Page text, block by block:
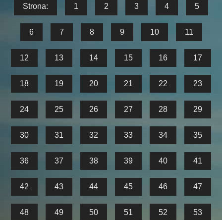
Strona: 1 2 3 4 5
6 7 8 9 10 11
12 13 14 15 16 17
18 19 20 21 22 23
24 25 26 27 28 29
30 31 32 33 34 35
36 37 38 39 40 41
42 43 44 45 46 47
48 49 50 51 52 53